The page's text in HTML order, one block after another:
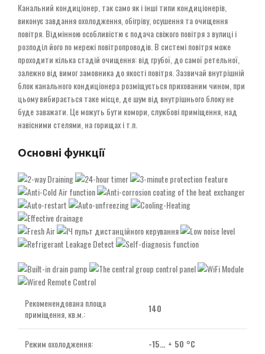
Канальний кондиціонер, так само як і інші типи кондиціонерів,
виконує завдання охолодження, обігріву, осушення та очищення
повітря. Відмінною особливістю є подача свіжого повітря з вулиці і
розподіл його по мережі повітропроводів. В системі повітря може
проходити кілька стадій очищення: від грубої, до самої ретельної,
залежно від вимог замовника до якості повітря. Зазвичай внутрішній
блок канального кондиціонера розміщується прихованим чином, при
цьому вибирається таке місце, де шум від внутрішнього блоку не
буде заважати. Це можуть бути комори, службові приміщення, над
навісними стелями, на горищах і т.п.
Основні функції
Рекоменендована площа
приміщення, кв.м.:
140
Режим охолодження: -15… + 50 °C